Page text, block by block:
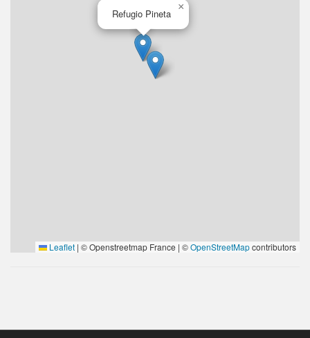
Refugio Pineta
×
Leaflet | © Openstreetmap France | ©OpenStreetMapcontributors